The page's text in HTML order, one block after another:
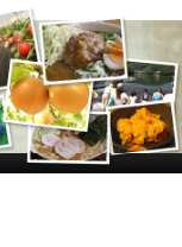
うんまい